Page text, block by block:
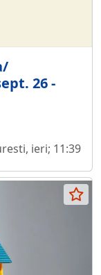
26 -
ieri; 11:39